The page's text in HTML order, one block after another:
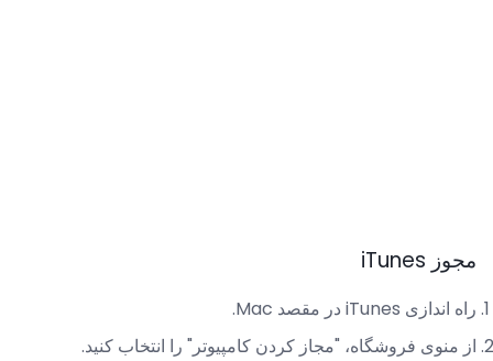
مجوز iTunes
راه اندازی iTunes در مقصد Mac.
از منوی فروشگاه، "مجاز کردن کامپیوتر" را انتخاب کنید.